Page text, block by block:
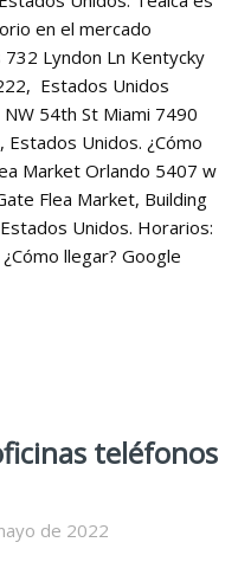
en el mercado
732 Lyndon Ln Kentycky
Estados Unidos
54th St Miami 7490
Unidos. ¿Cómo
Market Orlando 5407 w
Flea Market, Building
Unidos. Horarios:
llegar? Google
teléfonos
de 2022